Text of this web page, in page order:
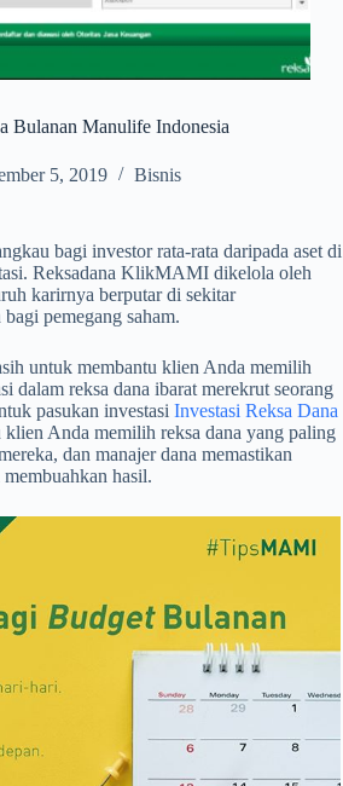
Bulanan Manulife Indonesia
5, 2019 Bisnis
bagi investor rata-rata daripada aset di
Reksadana KlikMAMI dikelola oleh
karirnya berputar di sekitar
pemegang saham.
untuk membantu klien Anda memilih
dalam reksa dana ibarat merekrut seorang
pasukan investasi Investasi Reksa Dana
klien Anda memilih reksa dana yang paling
dan manajer dana memastikan
hasil.